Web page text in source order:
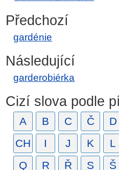
Předchozí
gardénie
Následující
garderobiérka
Cizí slova podle
A B C Č D
CH
I J K L
Q
R Ř S Š